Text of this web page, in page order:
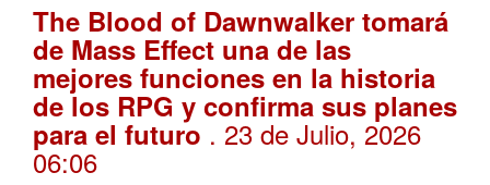
The Blood of Dawnwalker tomará
de Mass Effect una de las
mejores funciones en la historia
de los RPG y confirma sus planes
para el futuro . 23 de Julio, 2026
06:06